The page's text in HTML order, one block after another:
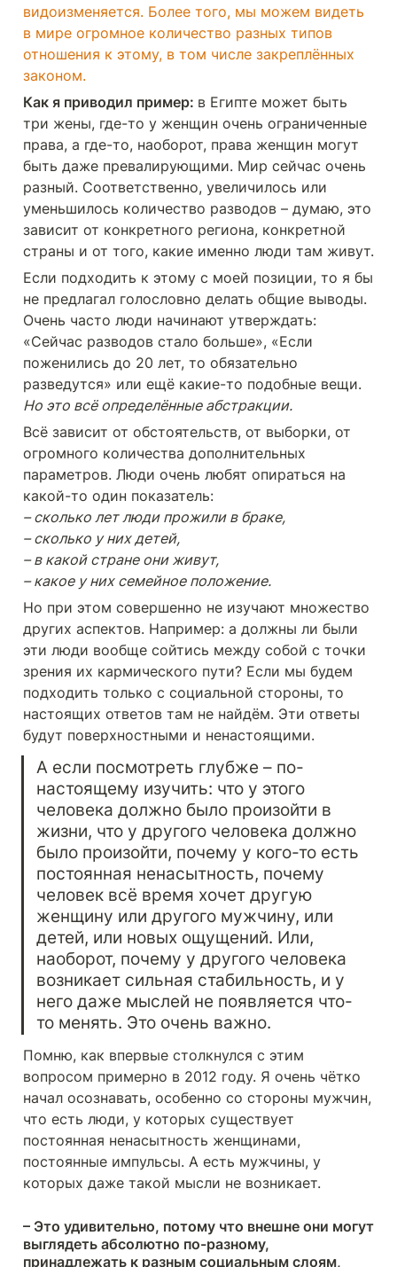
видоизменяется. Более того, мы можем видеть
в мире огромное количество разных типов
отношения к этому, в том числе закреплённых
законом.
Как я приводил пример: в Египте может быть
три жены, где-то у женщин очень ограниченные
права, а где-то, наоборот, права женщин могут
быть даже превалирующими. Мир сейчас очень
разный. Соответственно, увеличилось или
уменьшилось количество разводов – думаю, это
зависит от конкретного региона, конкретной
страны и от того, какие именно люди там живут.
Если подходить к этому с моей позиции, то я бы
не предлагал голословно делать общие выводы.
Очень часто люди начинают утверждать:
«Сейчас разводов стало больше», «Если
поженились до 20 лет, то обязательно
Но это всё определённые абстракции.
Всё зависит от обстоятельств, от выборки, от
огромного количества дополнительных
параметров. Люди очень любят опираться на
– сколько лет люди прожили в браке,
– сколько у них детей,
– в какой стране они живут,
– какое у них семейное положение.
Но при этом совершенно не изучают множество
других аспектов. Например: а должны ли были
эти люди вообще сойтись между собой с точки
зрения их кармического пути? Если мы будем
подходить только с социальной стороны, то
настоящих ответов там не найдём. Эти ответы
будут поверхностными и ненастоящими.
А если посмотреть глубже – по-
настоящему изучить: что у этого
человека должно было произойти в
жизни, что у другого человека должно
было произойти, почему у кого-то есть
постоянная ненасытность, почему
человек всё время хочет другую
женщину или другого мужчину, или
детей, или новых ощущений. Или,
наоборот, почему у другого человека
возникает сильная стабильность, и у
него даже мыслей не появляется что-
то менять. Это очень важно.
Помню, как впервые столкнулся с этим
вопросом примерно в 2012 году. Я очень чётко
начал осознавать, особенно со стороны мужчин,
что есть люди, у которых существует
постоянная ненасытность женщинами,
постоянные импульсы. А есть мужчины, у
которых даже такой мысли не возникает.
– Это удивительно, потому что внешне они могут
выглядеть абсолютно по-разному,
принадлежать к разным социальным слоям,